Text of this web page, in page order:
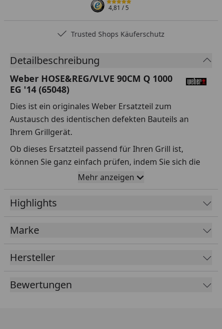
4,81/ 5
Trusted Shops Käuferschutz
Detailbeschreibung
Weber HOSE&REG/VLVE 90CM Q 1000
EG '14 (65048)
Dies ist ein originales Weber Ersatzteil zum
Austausch des identischen defekten Bauteils an
Ihrem Grillgerät.
Ob dieses Ersatzteil passend für Ihren Grill ist,
können Sie ganz einfach prüfen, indem Sie sich die
Explosionszeichnung Ihres Grills anschauen und dort
das betreffende Teil heraussuchen.
Über die Seriennummer Ihres Grillgeräts kommen Sie
ganz einfach zur passenden Explosionszeichnung.
Geben Sie dafür die Seriennummer
Sollte Ihnen nicht bekannt sein, wo Sie die
Seriennummer finden, klicken Sie bitteHIER.
Mehr anzeigen
Highlights
Marke
Hersteller
Bewertungen